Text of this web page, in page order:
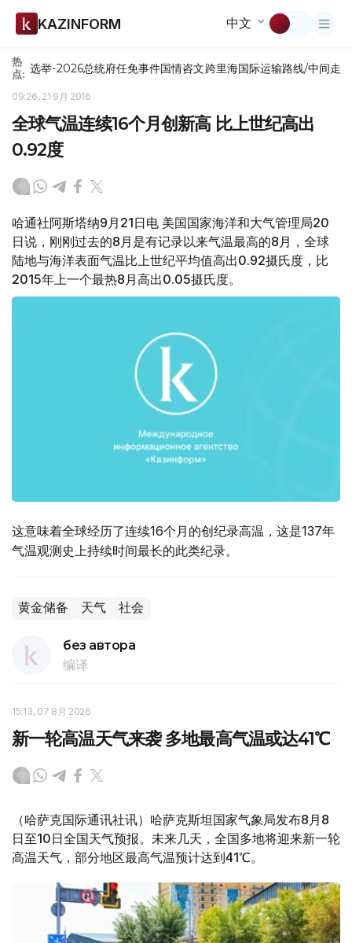
KAZINFORM 中文
热
点: 选举-2026总统府任免事件国情咨文跨里海国际运输路线/中间走廊
09:26, 21 9月 2016
全球气温连续16个月创新高 比上世纪高出
0.92度
哈通社阿斯塔纳9月21日电 美国国家海洋和大气管理局20
日说，刚刚过去的8月是有记录以来气温最高的8月，全球
陆地与海洋表面气温比上世纪平均值高出0.92摄氏度，比
2015年上一个最热8月高出0.05摄氏度。
这意味着全球经历了连续16个月的创纪录高温，这是137年
气温观测史上持续时间最长的此类纪录。
黄金储备 天气 社会
без автора
编译
15:13, 07 8月 2026
新一轮高温天气来袭 多地最高气温或达41℃
（哈萨克国际通讯社讯）哈萨克斯坦国家气象局发布8月8
日至10日全国天气预报。未来几天，全国多地将迎来新一轮
高温天气，部分地区最高气温预计达到41℃。